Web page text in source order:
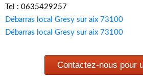
Tel : 0635429257
Débarras local Gresy sur aix 73100
Débarras local Gresy sur aix 73100
Contactez-nous pour